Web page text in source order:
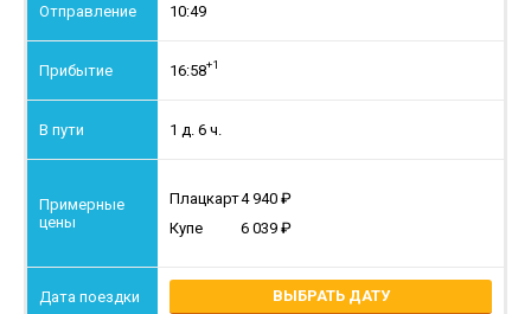
10:49
16:58+1
1 д. 6 ч.
Плацкарт4 940
Купе
6 039
ВЫБРАТЬ ДАТУ